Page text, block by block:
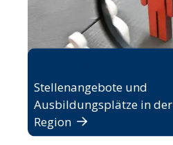
Stellenangebote und
Ausbildungsplätze in der
Region